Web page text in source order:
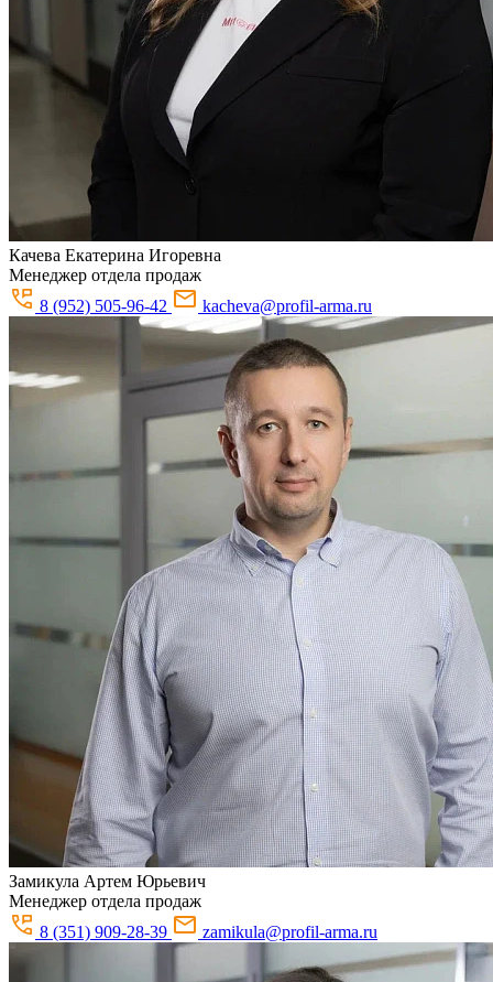
Качева Екатерина Игоревна
Менеджер отдела продаж
8 (952) 505-96-42
kacheva@profil-arma.ru
Замикула Артем Юрьевич
Менеджер отдела продаж
8 (351) 909-28-39
zamikula@profil-arma.ru